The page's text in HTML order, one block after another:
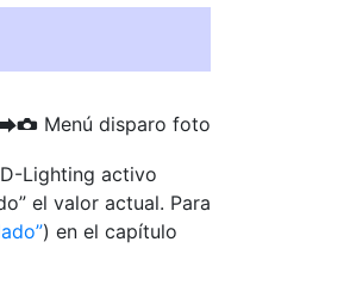
C Menú disparo foto
Lighting activo
el valor actual. Para
) en el capítulo